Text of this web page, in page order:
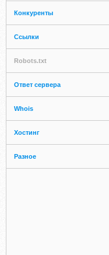
Конкуренты
Ссылки
Robots.txt
Ответ сервера
Whois
Хостинг
Разное